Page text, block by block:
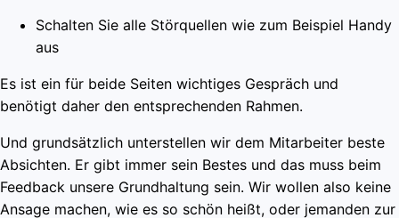
Schalten Sie alle Störquellen wie zum Beispiel Handy
aus
Es ist ein für beide Seiten wichtiges Gespräch und
benötigt daher den entsprechenden Rahmen.
Und grundsätzlich unterstellen wir dem Mitarbeiter beste
Absichten. Er gibt immer sein Bestes und das muss beim
Feedback unsere Grundhaltung sein. Wir wollen also keine
Ansage machen, wie es so schön heißt, oder jemanden zur